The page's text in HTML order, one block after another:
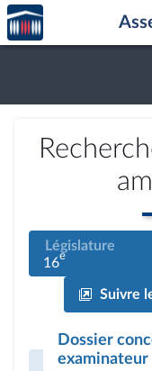
Aller au contenu
Aller en bas de la page
Accèder
à la
page
Législature
16e
Suivre
Dossier
examinateur